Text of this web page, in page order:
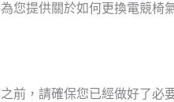
您提供關於如何更換電競椅
前，請確保您已經做好了必